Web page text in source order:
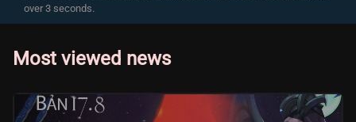
over 3 seconds.
Most viewed news